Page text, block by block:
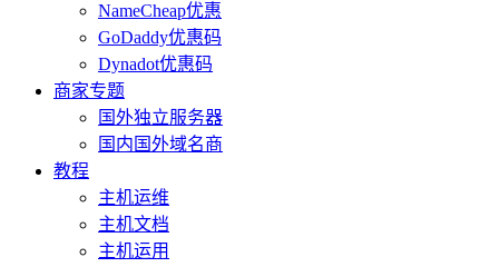
NameCheap优惠
GoDaddy优惠码
Dynadot优惠码
商家专题
国外独立服务器
国内国外域名商
教程
主机运维
主机文档
主机运用